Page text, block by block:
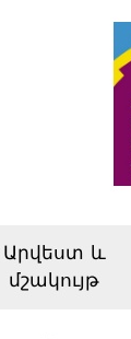
Արվեստ և
մշակույթ